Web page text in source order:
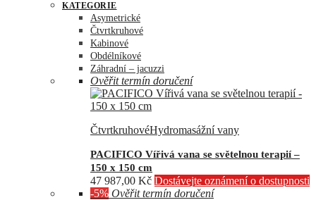
KATEGORIE
Asymetrické
Čtvrtkruhové
Kabinové
Obdélníkové
Záhradní – jacuzzi
Ověřit termín doručení
ČtvrtkruhovéHydromasážní vany
PACIFICO Vířivá vana se světelnou terapií –
150 x 150 cm
47 987,00 Kč Dostávejte oznámení o dostupnosti
-5% Ověřit termín doručení